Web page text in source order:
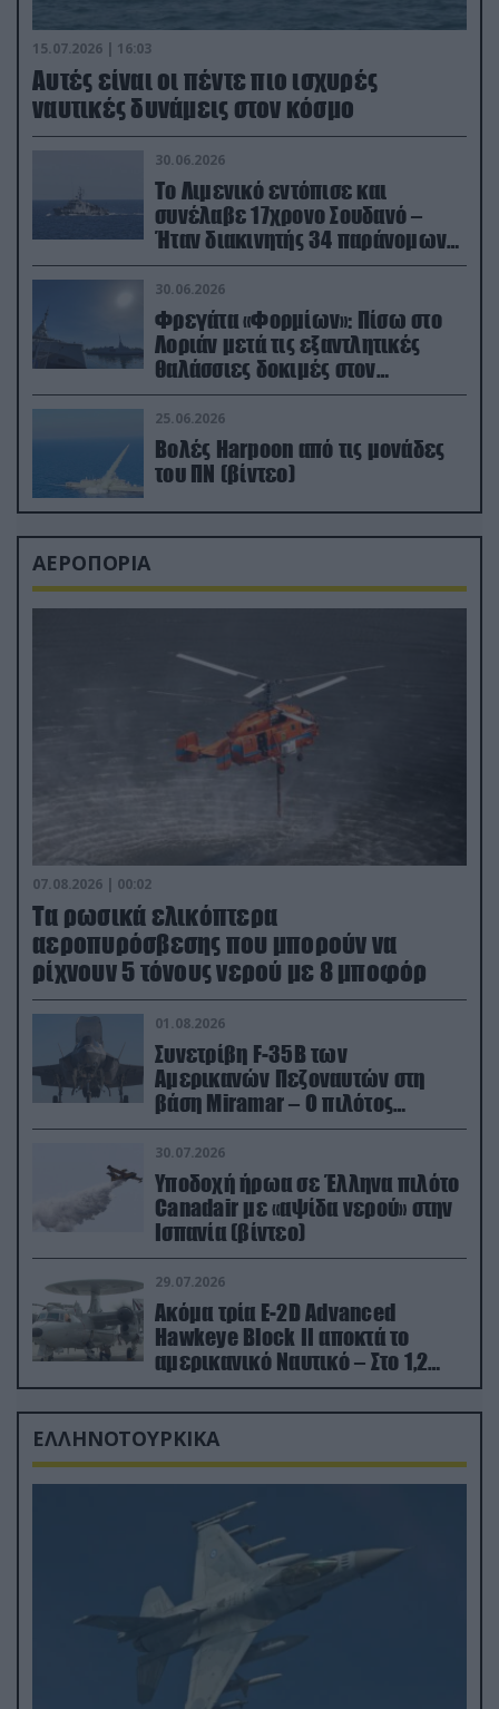
15.07.2026 | 16:03
Aυτές είναι οι πέντε πιο ισχυρές
ναυτικές δυνάμεις στον κόσμο
30.06.2026
Το Λιμενικό εντόπισε και
συνέλαβε 17χρονο Σουδανό –
Ήταν διακινητής 34 παράνομων
μεταναστών
30.06.2026
Φρεγάτα «Φορμίων»: Πίσω στο
Λοριάν μετά τις εξαντλητικές
θαλάσσιες δοκιμές στον
απαιτητικό Βισκαϊκό
25.06.2026
Βολές Harpoon από τις μονάδες
του ΠΝ (βίντεο)
ΑΕΡΟΠΟΡΙΑ
07.08.2026 | 00:02
Τα ρωσικά ελικόπτερα
αεροπυρόσβεσης που μπορούν να
ρίχνουν 5 τόνους νερού με 8 μποφόρ
01.08.2026
Συνετρίβη F-35B των
Αμερικανών Πεζοναυτών στη
βάση Miramar – Ο πιλότος
εκτινάχθηκε εγκαίρως
30.07.2026
Υποδοχή ήρωα σε Έλληνα πιλότο
Canadair με «αψίδα νερού» στην
Ισπανία (βίντεο)
29.07.2026
Ακόμα τρία E-2D Advanced
Hawkeye Block II αποκτά το
αμερικανικό Ναυτικό – Στο 1,2
δισ.δολάρια το κόστος
ΕΛΛΗΝΟΤΟΥΡΚΙΚΑ